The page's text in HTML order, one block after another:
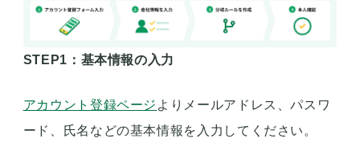
STEP1：基本情報の入力
アカウント登録ページ よりメールアドレス、パスワ
ード、氏名などの基本情報を入力してください。